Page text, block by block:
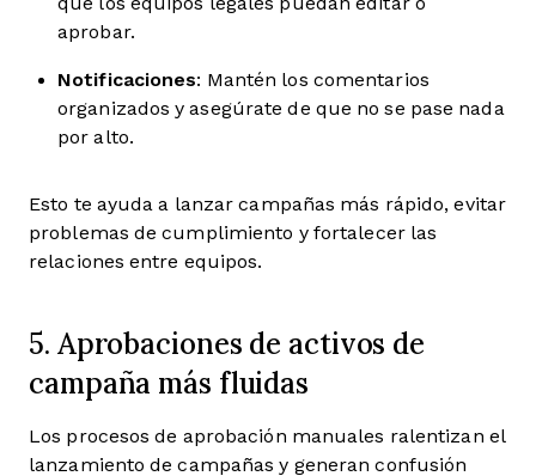
aprobar.
Notificaciones: Mantén los comentarios
organizados y asegúrate de que no se pase nada
por alto.
Esto te ayuda a lanzar campañas más rápido, evitar
problemas de cumplimiento y fortalecer las
relaciones entre equipos.
5. Aprobaciones de activos de
campaña más fluidas
Los procesos de aprobación manuales ralentizan el
lanzamiento de campañas y generan confusión